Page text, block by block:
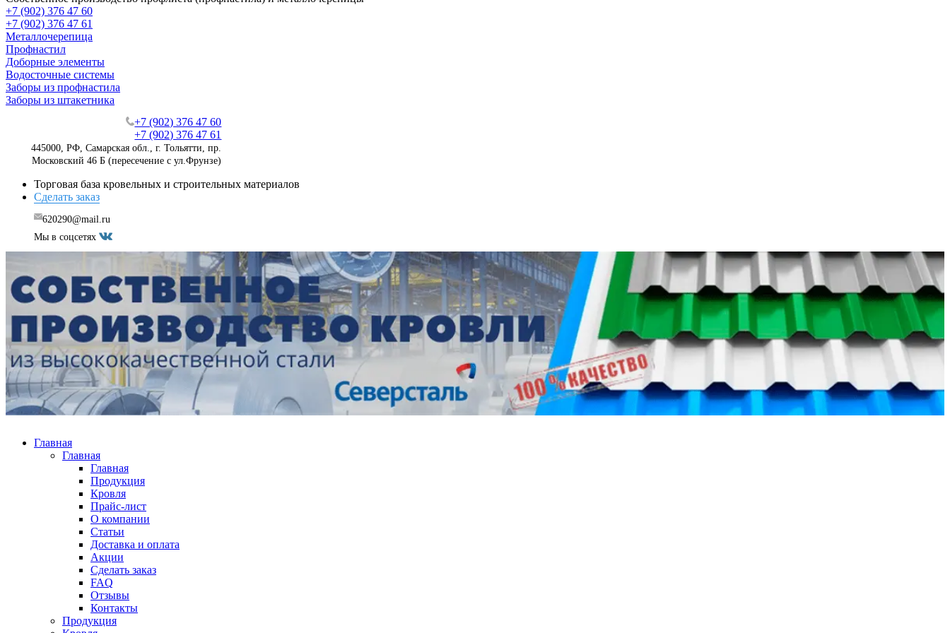
+7 (902) 376 47 60
+7 (902) 376 47 61
Металлочерепица
Профнастил
Доборные элементы
Водосточные системы
Заборы из профнастила
Заборы из штакетника
+7 (902) 376 47 60
+7 (902) 376 47 61
445000, РФ, Самарская обл., г. Тольятти, пр.
Московский 46 Б (пересечение с ул.Фрунзе)
Торговая база кровельных и строительных материалов
Сделать заказ
620290@mail.ru
Мы в соцсетях
Главная
Главная
Главная
Продукция
Кровля
Прайс-лист
О компании
Статьи
Доставка и оплата
Акции
Сделать заказ
FAQ
Отзывы
Контакты
Продукция